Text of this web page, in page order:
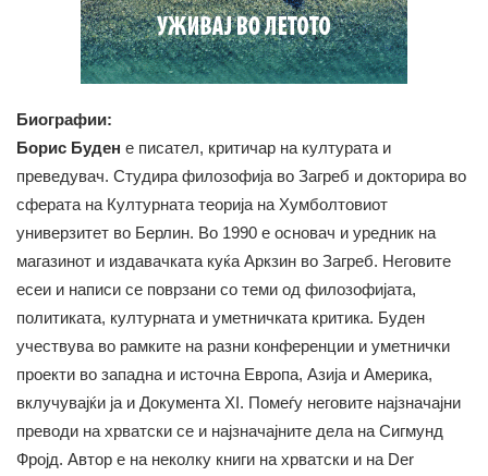
Биографии:
Борис Буден е писател, критичар на културата и
преведувач. Студира филозофија во Загреб и докторира во
сферата на Културната теорија на Хумболтовиот
универзитет во Берлин. Во 1990 е основач и уредник на
магазинот и издавачката куќа Аркзин во Загреб. Неговите
есеи и написи се поврзани со теми од филозофијата,
политиката, културната и уметничката критика. Буден
учествува во рамките на разни конференции и уметнички
проекти во западна и источна Европа, Азија и Америка,
вклучувајќи ја и Документа XI. Помеѓу неговите најзначајни
преводи на хрватски се и најзначајните дела на Сигмунд
Фројд. Автор е на неколку книги на хрватски и на Der